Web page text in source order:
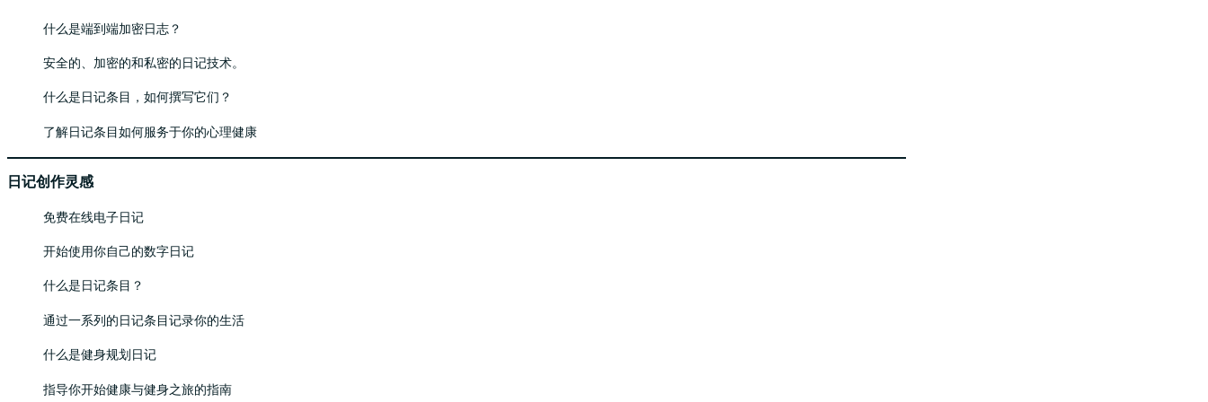
什么是端到端加密日志？
安全的、加密的和私密的日记技术。
什么是日记条目，如何撰写它们？
了解日记条目如何服务于你的心理健康
日记创作灵感
免费在线电子日记
开始使用你自己的数字日记
什么是日记条目？
通过一系列的日记条目记录你的生活
什么是健身规划日记
指导你开始健康与健身之旅的指南